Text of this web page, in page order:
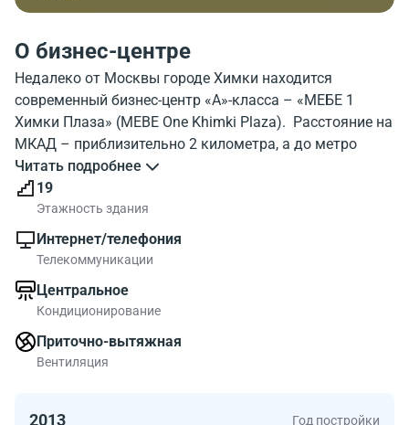
О бизнес-центре
Недалеко от Москвы городе Химки находится
современный бизнес-центр «А»-класса – «МЕБЕ 1
Химки Плаза» (MEBE One Khimki Plaza). Расстояние на
МКАД – приблизительно 2 километра, а до метро
«Речной вокзал» - около 5 километров.
Вентилируемый фасад девятнадцати этажного здания
облицован прочными, энергосберегающими
стеклопакетами SunGuard HP Neutral. Общая площадь
построено в соответствии со всеми
условиями,выдвигаемыми к коммерческой
недвижимости «А»-класса. Деловой комплекс
оснащен мощной системой приточно-вытяжной
Читать подробнее
19
Этажность здания
Интернет/телефония
Телекоммуникации
Центральное
Кондиционирование
Приточно-вытяжная
Вентиляция
2013 Год постройки